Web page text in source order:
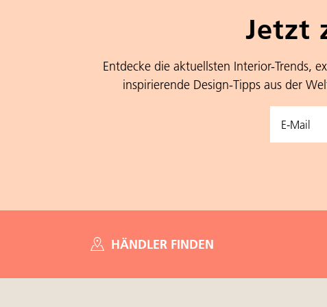
Jetzt
Entdecke die aktuellsten Interior-Trends,
inspirierende Design-Tipps aus der
HÄNDLER FINDEN